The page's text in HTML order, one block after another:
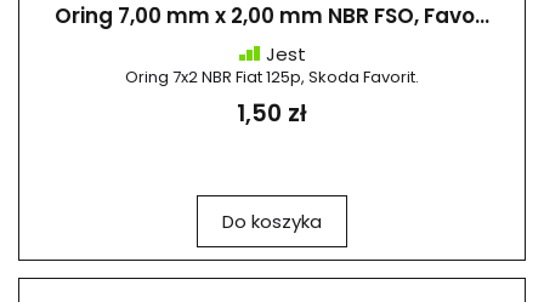
Oring 7,00 mm x 2,00 mm NBR FSO, Favo...
Jest
Oring 7x2 NBR Fiat 125p, Skoda Favorit.
1,50 zł
Do koszyka